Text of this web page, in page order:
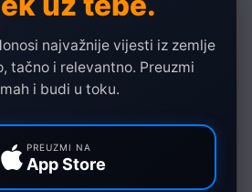
najvažnije vijesti iz zemlje
tačno i relevantno. Preuzmi
i budi u toku.
PREUZMI NA
App Store